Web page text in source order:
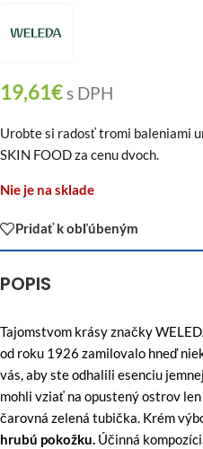
19,61€s DPH
Urobte si radosť tromi baleniami
SKIN FOOD za cenu dvoch.
Nie je na sklade
Pridať k obľúbeným
POPIS
Tajomstvom krásy značky
od roku 1926 zamilovalo hneď
vás, aby ste odhalili esenciu
mohli vziať na opustený ostrov
čarovná zelená tubička. Krém
hrubú pokožku. Účinná